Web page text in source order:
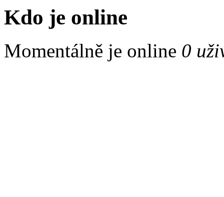
Kdo je online
Momentálně je online 0